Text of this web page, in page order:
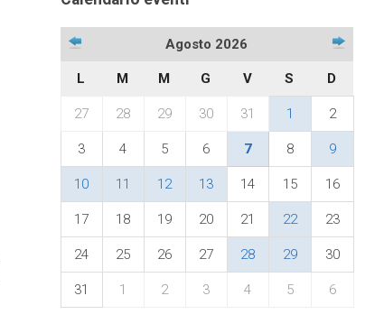
Agosto 2026
L M M G V S D
27 28 29 30 31 1 2
3 4 5 6 7 8 9
10 11 12 13 14 15 16
17 18 19 20 21 22 23
24 25 26 27 28 29 30
31 1 2 3 4 5 6